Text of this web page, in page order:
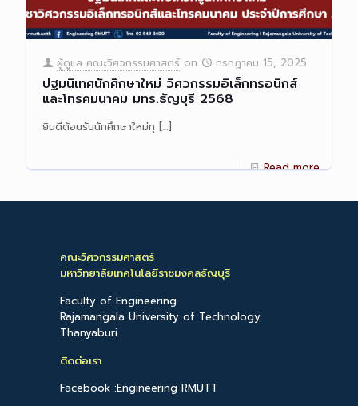
ผู้ดูแล คณะวิศวกรรมศาสตร์ on กรกฎาคม 15, 2025
ปฐมนิเทศนักศึกษาใหม่ วิศวกรรมอิเล็กทรอนิกส์
และโทรคมนาคม มทร.ธัญบุรี 2568
ยินดีต้อนรับนักศึกษาใหม่ทุ […]
Read more
คณะวิศวกรรมศาสตร์
มหาวิทยาลัยเทคโนโลยีราชมงคลธัญบุรี
Faculty of Engineering
Rajamangala University of Technology
Thanyaburi
ติดต่อเรา
Facebook :Engineering RMUTT